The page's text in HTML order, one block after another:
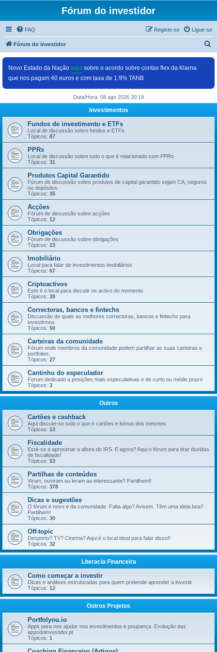
Fórum do investidor
FAQ Ligue-se
Registe-se
Fórum do investidor
u
i
Novo Estado da Nação aqui sobre o acordo sobre contas flex da Klarna
que nos pagam 40 euros e com taxa de 1.9% TANB
Data/Hora: 08 ago 2026 20:19
Investimentos
Fundos de investimento e ETFs
Local de discussão sobre fundos e ETFs
Tópicos: 87
PPRs
Local de discussão sobre tudo o que é relacionado com PPRs
Tópicos: 31
Produtos Capital Garantido
Fórum de discussão sobre produtos de capital garantido sejam CA, seguros
ou depósitos
Tópicos: 35
Acções
Fórum de discussão sobre acções
Tópicos: 12
Obrigações
Fórum de discussão sobre obrigações
Tópicos: 23
Imobiliário
Local para falar de investimentos imobiliários
Tópicos: 67
Criptoactivos
Este é o local para discutir os activo do momento
Tópicos: 39
Correctoras, bancos e fintechs
Discussão de quais as melhores correctoras, bancos e fintechs para
investirmos
Tópicos: 50
Carteiras da comunidade
Fórum onde membros da comunidade podem partilhar as suas carteiras e
portfolios.
Tópicos: 27
Cantinho do especulador
Forum dedicado a posições mais especulativas e de curto ou médio prazo
Tópicos: 3
Outros
Cartões e cashback
Aqui discute-se tudo o que é cartões e bónus dos mesmos
Tópicos: 13
Fiscalidade
Está-se a aproximar a altura do IRS. E agora? Aqui o fórum para tirar duvidas
de fiscalidade!
Tópicos: 53
Partilhas de conteúdos
Viram, ouviram ou leram ao interessante? Partilhem!!
Tópicos: 378
Dicas e sugestões
O fórum é novo e da comunidade. Falta algo? Avisem. Têm uma ideia boa?
Partilhem!
Tópicos: 30
Off-topic
Desporto? TV? Cinema? Aqui é o local ideal para falar disso!!
Tópicos: 32
Literacia Financeira
Como começar a investir
Dicas e análises estruturadas para quem pretende aprender a investir
Tópicos: 12
Outros Projetos
Portfolyou.io
Apps para nos ajudar nos investimentos e poupança. Evolução das
appsdoinvestidor.pt
Tópicos: 1